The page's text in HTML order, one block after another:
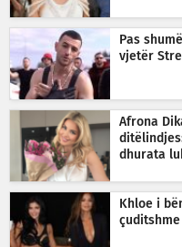
Pas
vjetër
Afrona
dhurata
Khloe i